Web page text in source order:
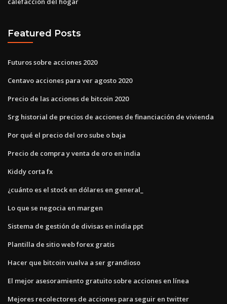
Featured Posts
Futuros sobre acciones 2020
Centavo acciones para ver agosto 2020
Precio de las acciones de bitcoin 2020
Srg historial de precios de acciones de financiación de vivienda
Por qué el precio del oro sube o baja
Precio de compra y venta de oro en india
Kiddy corta fx
¿cuánto es el stock en dólares en general_
Lo que se negocia en margen
Sistema de gestión de divisas en india ppt
Plantilla de sitio web forex gratis
Hacer que bitcoin vuelva a ser grandioso
El mejor asesoramiento gratuito sobre acciones en línea
Mejores recolectores de acciones para seguir en twitter